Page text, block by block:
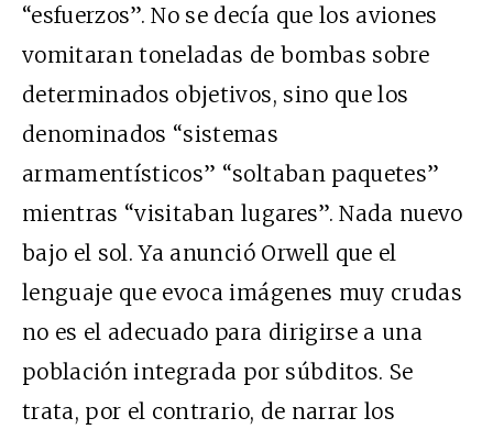
“esfuerzos”. No se decía que los aviones
vomitaran toneladas de bombas sobre
determinados objetivos, sino que los
denominados “sistemas
armamentísticos” “soltaban paquetes”
mientras “visitaban lugares”. Nada nuevo
bajo el sol. Ya anunció Orwell que el
lenguaje que evoca imágenes muy crudas
no es el adecuado para dirigirse a una
población integrada por súbditos. Se
trata, por el contrario, de narrar los